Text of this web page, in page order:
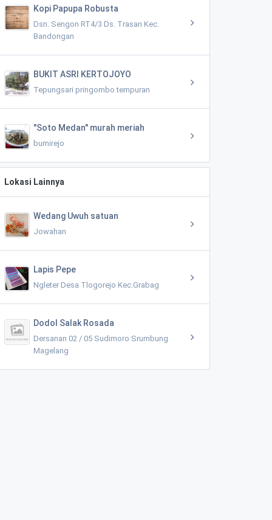
Kopi Papupa Robusta
Dsn. Sengon RT4/3 Ds. Trasan Kec.
Bandongan
BUKIT ASRI KERTOJOYO
Tepungsari pringombo tempuran
"Soto Medan" murah meriah
bumirejo
Lokasi Lainnya
Wedang Uwuh satuan
Jowahan
Lapis Pepe
Ngleter Desa Tlogorejo Kec.Grabag
Dodol Salak Rosada
Dersanan 02 / 05 Sudimoro Srumbung
Magelang